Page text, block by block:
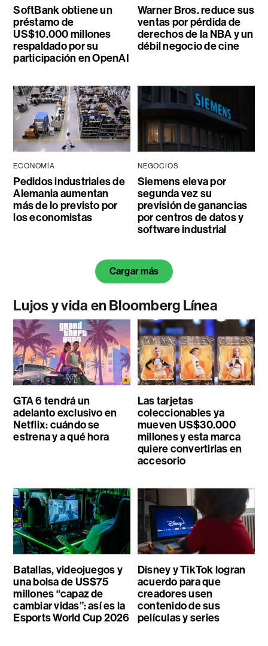
SoftBank obtiene un
préstamo de
US$10.000 millones
respaldado por su
participación en OpenAI
Warner Bros. reduce sus
ventas por pérdida de
derechos de la NBA y un
débil negocio de cine
ECONOMÍA
Pedidos industriales de
Alemania aumentan
más de lo previsto por
los economistas
NEGOCIOS
Siemens eleva por
segunda vez su
previsión de ganancias
por centros de datos y
software industrial
Cargar más
Lujos y vida en Bloomberg Línea
GTA 6 tendrá un
adelanto exclusivo en
Netflix: cuándo se
estrena y a qué hora
Las tarjetas
coleccionables ya
mueven US$30.000
millones y esta marca
quiere convertirlas en
accesorio
Batallas, videojuegos y
una bolsa de US$75
millones “capaz de
cambiar vidas”: así es la
Esports World Cup 2026
Disney y TikTok logran
acuerdo para que
creadores usen
contenido de sus
películas y series